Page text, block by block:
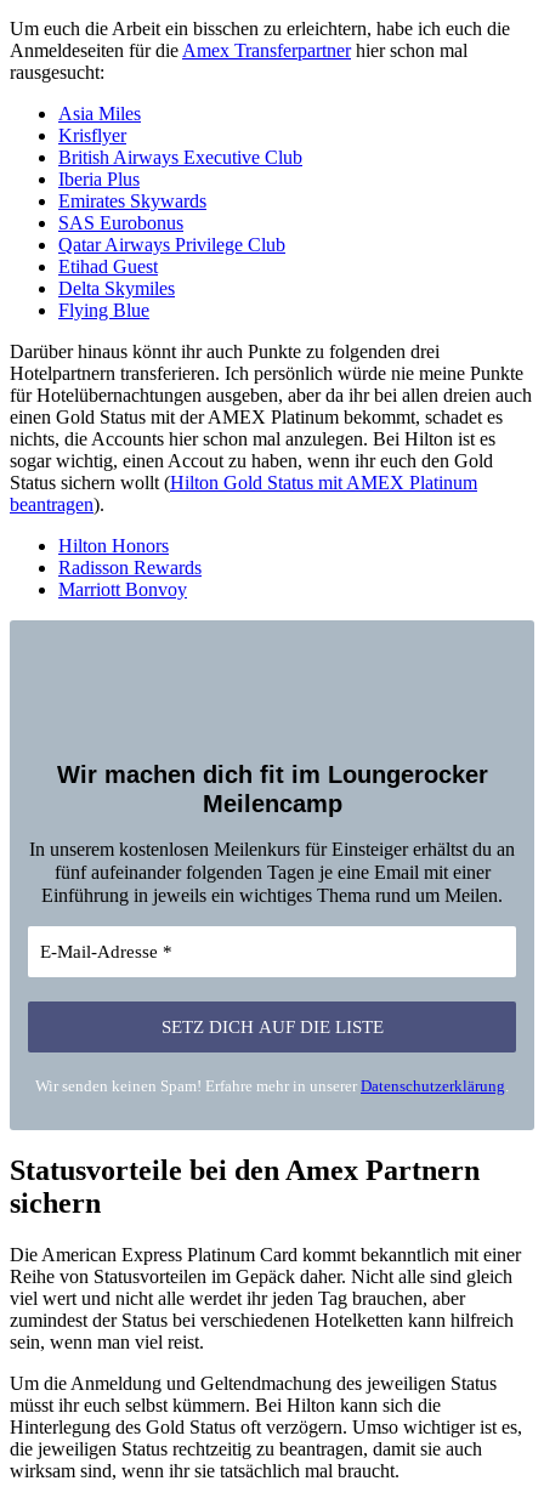
Um euch die Arbeit ein bisschen zu erleichtern, habe ich euch die
Anmeldeseiten für die Amex Transferpartnerhier schon mal
rausgesucht:
Asia Miles
Krisflyer
British Airways Executive Club
Iberia Plus
Emirates Skywards
SAS Eurobonus
Qatar Airways Privilege Club
Etihad Guest
Delta Skymiles
Flying Blue
Darüber hinaus könnt ihr auch Punkte zu folgenden drei
Hotelpartnern transferieren. Ich persönlich würde nie meine Punkte
für Hotelübernachtungen ausgeben, aber da ihr bei allen dreien auch
einen Gold Status mit der AMEX Platinum bekommt, schadet es
nichts, die Accounts hier schon mal anzulegen. Bei Hilton ist es
sogar wichtig, einen Accout zu haben, wenn ihr euch den Gold
Status sichern wollt (Hilton Gold Status mit AMEX Platinum
beantragen).
Hilton Honors
Radisson Rewards
Marriott Bonvoy
Wir machen dich fit im Loungerocker
Meilencamp
In unserem kostenlosen Meilenkurs für Einsteiger erhältst du an
fünf aufeinander folgenden Tagen je eine Email mit einer
Einführung in jeweils ein wichtiges Thema rund um Meilen.
Wir senden keinen Spam! Erfahre mehr in unserer Datenschutzerklärung.
Statusvorteile bei den Amex Partnern
sichern
Die American Express Platinum Card kommt bekanntlich mit einer
Reihe von Statusvorteilen im Gepäck daher. Nicht alle sind gleich
viel wert und nicht alle werdet ihr jeden Tag brauchen, aber
zumindest der Status bei verschiedenen Hotelketten kann hilfreich
sein, wenn man viel reist.
Um die Anmeldung und Geltendmachung des jeweiligen Status
müsst ihr euch selbst kümmern. Bei Hilton kann sich die
Hinterlegung des Gold Status oft verzögern. Umso wichtiger ist es,
die jeweiligen Status rechtzeitig zu beantragen, damit sie auch
wirksam sind, wenn ihr sie tatsächlich mal braucht.